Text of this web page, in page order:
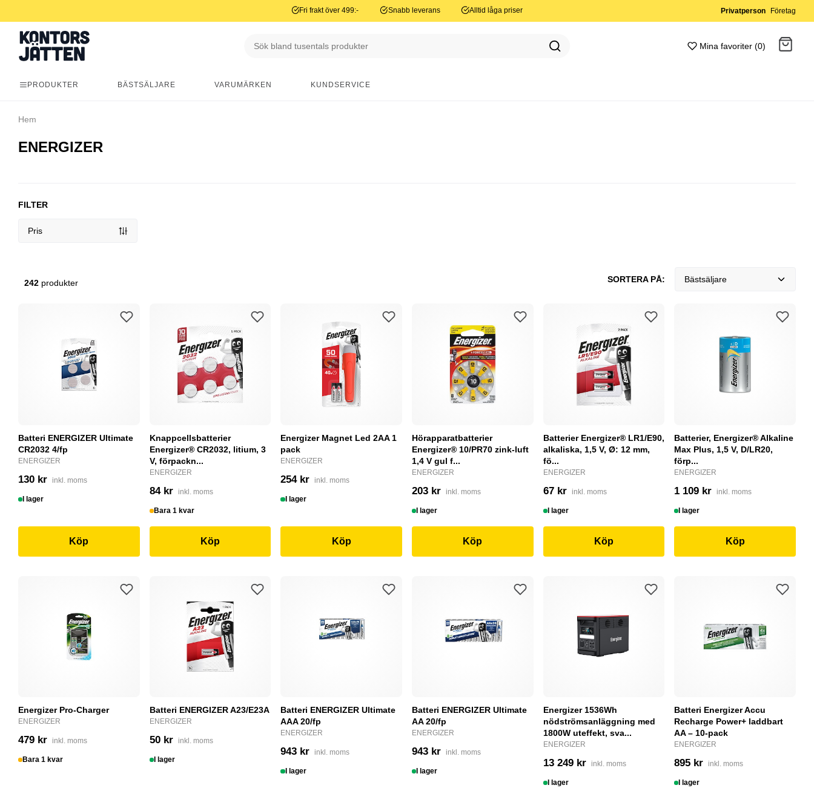
Fri frakt över 499:- Snabb leverans Alltid låga priser Privatperson Företag
Mina favoriter (0)
PRODUKTER BÄSTSÄLJARE VARUMÄRKEN KUNDSERVICE
Hem
ENERGIZER
FILTER
Pris
SORTERA PÅ: Bästsäljare
242 produkter
Batteri ENERGIZER Ultimate
CR2032 4/fp
ENERGIZER
130 kr inkl. moms
I lager
Köp
Knappcellsbatterier
Energizer® CR2032, litium, 3
V, förpackn...
ENERGIZER
84 kr inkl. moms
Bara 1 kvar
Köp
Energizer Magnet Led 2AA 1
pack
ENERGIZER
254 kr inkl. moms
I lager
Köp
Hörapparatbatterier
Energizer® 10/PR70 zink-luft
1,4 V gul f...
ENERGIZER
203 kr inkl. moms
I lager
Köp
Batterier Energizer® LR1/E90,
alkaliska, 1,5 V, Ø: 12 mm,
fö...
ENERGIZER
67 kr inkl. moms
I lager
Köp
Batterier, Energizer® Alkaline
Max Plus, 1,5 V, D/LR20,
förp...
ENERGIZER
1 109 kr inkl. moms
I lager
Köp
Energizer Pro-Charger
ENERGIZER
479 kr inkl. moms
Bara 1 kvar
Batteri ENERGIZER A23/E23A
ENERGIZER
50 kr inkl. moms
I lager
Batteri ENERGIZER Ultimate
AAA 20/fp
ENERGIZER
943 kr inkl. moms
I lager
Batteri ENERGIZER Ultimate
AA 20/fp
ENERGIZER
943 kr inkl. moms
I lager
Energizer 1536Wh
nödströmsanläggning med
1800W uteffekt, sva...
ENERGIZER
13 249 kr inkl. moms
I lager
Batteri Energizer Accu
Recharge Power+ laddbart
AA – 10-pack
ENERGIZER
895 kr inkl. moms
I lager